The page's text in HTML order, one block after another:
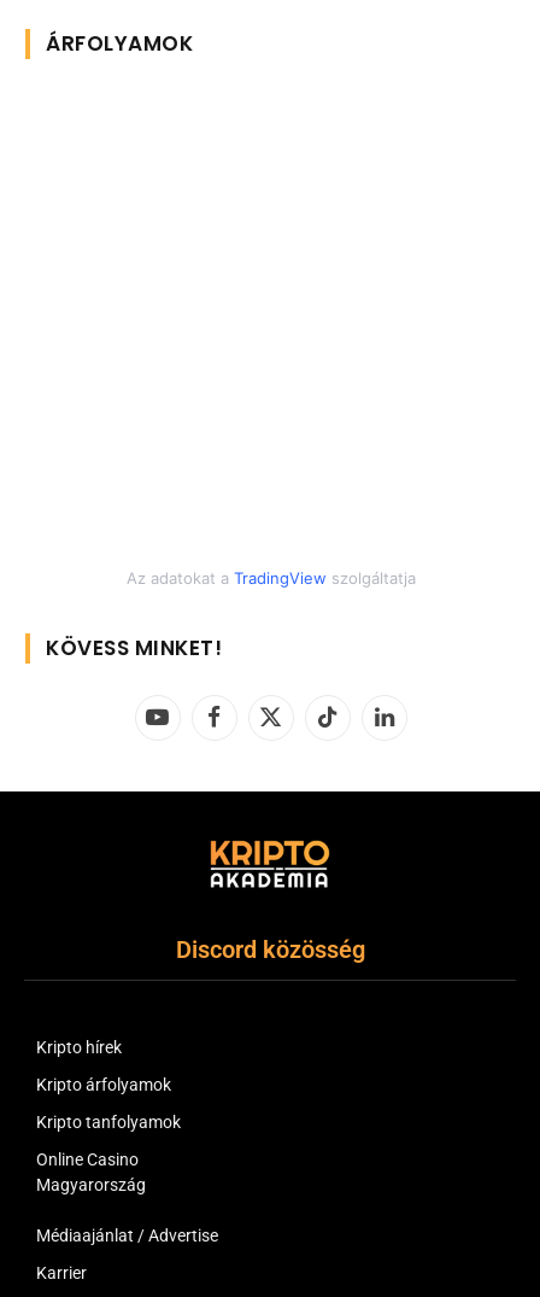
ÁRFOLYAMOK
Az adatokat a TradingView szolgáltatja
KÖVESS MINKET!
YouTubeFacebook
X
TikTok LinkedIn
Discord közösség
Kripto hírek
Kripto árfolyamok
Kripto tanfolyamok
Online Casino
Magyarország
Médiaajánlat / Advertise
Karrier